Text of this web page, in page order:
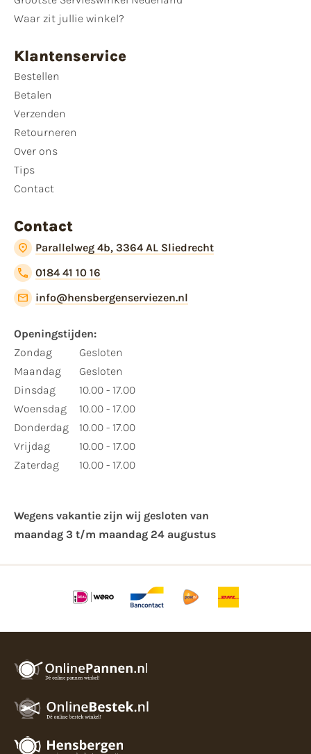
Waar zit jullie winkel?
Klantenservice
Bestellen
Betalen
Verzenden
Retourneren
Over ons
Tips
Contact
Contact
Parallelweg 4b, 3364 AL Sliedrecht
0184 41 10 16
info@hensbergenserviezen.nl
Openingstijden:
Zondag
Maandag
Dinsdag
Woensdag
Donderdag
Vrijdag
Zaterdag
Gesloten
Gesloten
10.00 - 17.00
10.00 - 17.00
10.00 - 17.00
10.00 - 17.00
10.00 - 17.00
Wegens vakantie zijn wij gesloten van ​
maandag 3 t/m maandag 24 augustus